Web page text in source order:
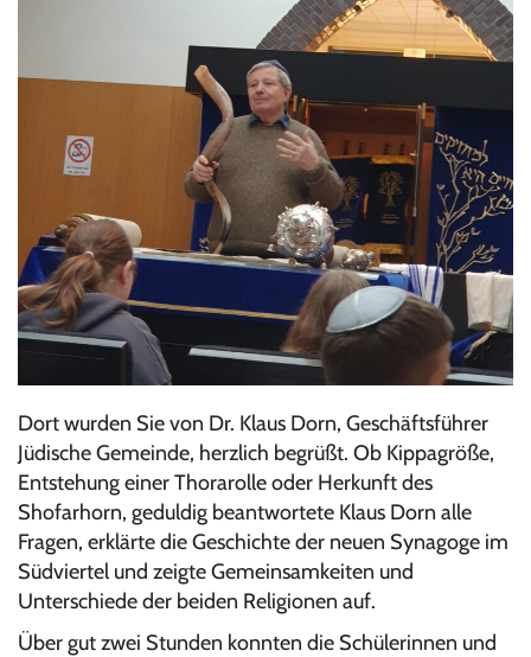
Dort wurden Sie von Dr. Klaus Dorn, Geschäftsführer
Jüdische Gemeinde, herzlich begrüßt. Ob Kippagröße,
Entstehung einer Thorarolle oder Herkunft des
Shofarhorn, geduldig beantwortete Klaus Dorn alle
Fragen, erklärte die Geschichte der neuen Synagoge im
Südviertel und zeigte Gemeinsamkeiten und
Unterschiede der beiden Religionen auf.
Über gut zwei Stunden konnten die Schülerinnen und